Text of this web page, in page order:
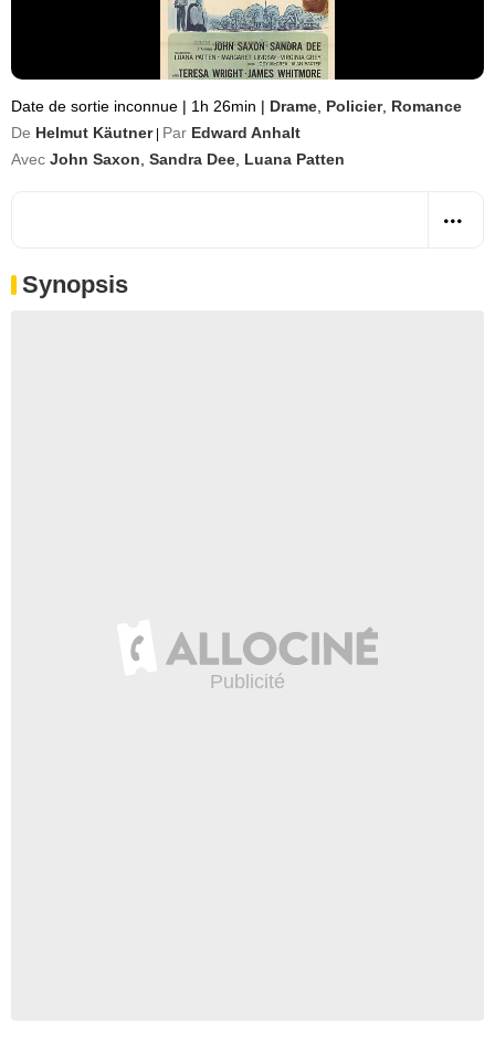
Date de sortie inconnue | 1h 26min | Drame Policier, Romance
De Helmut Käutner Par Edward Anhalt
Avec John Saxon Sandra Dee Luana Patten
Synopsis